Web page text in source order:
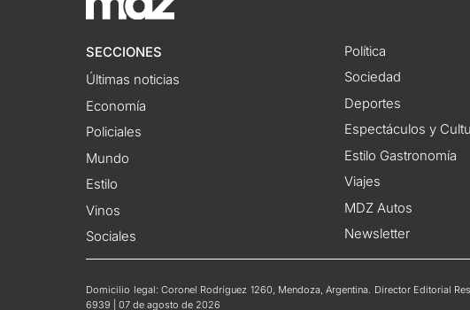
SECCIONES
Últimas noticias
Economía
Policiales
Mundo
Estilo
Vinos
Sociales
Política
Sociedad
Deportes
Espectáculos y
Estilo Gastronomía
Viajes
MDZ Autos
Newsletter
Domicilio legal: Coronel Rodríguez 1260, Mendoza, Argentina. Director Editorial
6939 | 07 de agosto de 2026